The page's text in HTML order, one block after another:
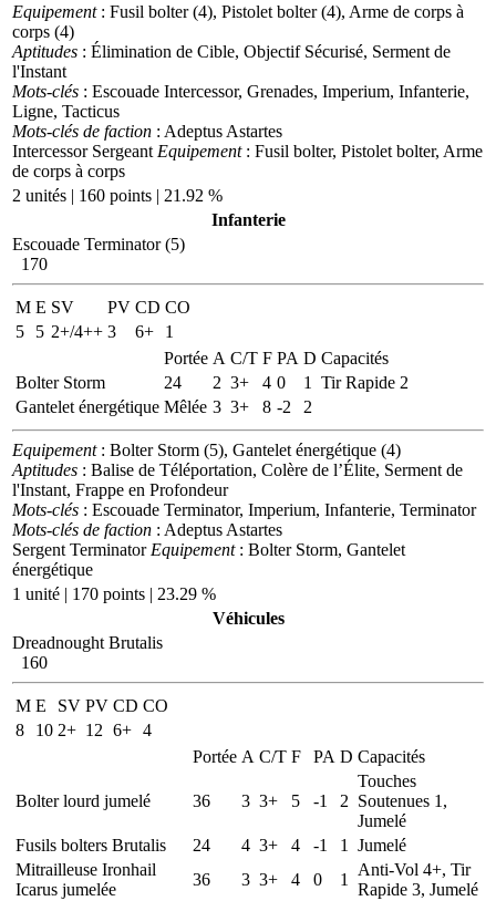
Equipement: Fusil bolter (4), Pistolet bolter (4), Arme de corps à
corps (4)
Aptitudes : Élimination de Cible, Objectif Sécurisé, Serment de
l'Instant
Mots-clés : Escouade Intercessor, Grenades, Imperium, Infanterie,
Ligne, Tacticus
Mots-clés de faction : Adeptus Astartes
Intercessor Sergeant Equipement: Fusil bolter, Pistolet bolter, Arme
de corps à corps
2 unités | 160 points | 21.92 %
Infanterie
Escouade Terminator (5)
170
M E SV PV CD CO
5
5 2+/4++ 3 6+
1
Portée A C/T F PA D Capacités
Bolter Storm
24 2 3+ 4 0 1
Tir Rapide 2
Gantelet énergétique Mêlée 3 3+ 8 -2 2
Equipement: Bolter Storm (5), Gantelet énergétique (4)
Aptitudes : Balise de Téléportation, Colère de l’Élite, Serment de
l'Instant, Frappe en Profondeur
Mots-clés : Escouade Terminator, Imperium, Infanterie, Terminator
Mots-clés de faction : Adeptus Astartes
Sergent Terminator Equipement: Bolter Storm, Gantelet
énergétique
1 unité | 170 points | 23.29 %
Véhicules
Dreadnought Brutalis
160
M E SV PV CD CO
8
10 2+ 12 6+ 4
Portée A C/T F PA D Capacités
Bolter lourd jumelé 36 3 3+ 5 -1 2
Touches
Soutenues 1,
Jumelé
Fusils bolters Brutalis
24 4 3+ 4 -1 1
Jumelé
Mitrailleuse Ironhail
Icarus jumelée
36 3 3+ 4 0 1
Anti-Vol 4+, Tir
Rapide 3, Jumelé